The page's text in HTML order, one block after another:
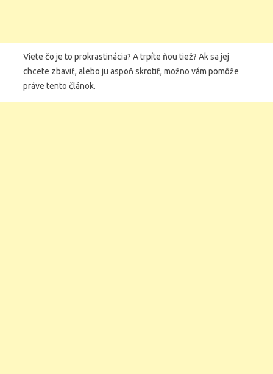
Viete čo je to prokrastinácia? A trpíte ňou tiež? Ak sa jej
chcete zbaviť, alebo ju aspoň skrotiť, možno vám pomôže
práve tento článok.